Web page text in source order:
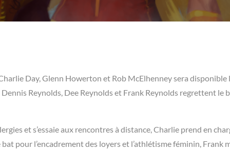
Day, Glenn Howerton et Rob McElhenney sera disponible
Reynolds, Dee Reynolds et Frank Reynolds regrettent le
et s’essaie aux rencontres à distance, Charlie prend en
pour l’encadrement des loyers et l’athlétisme féminin, Frank